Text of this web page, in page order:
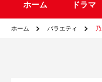
ホーム ドラマ
ホーム バラエティ